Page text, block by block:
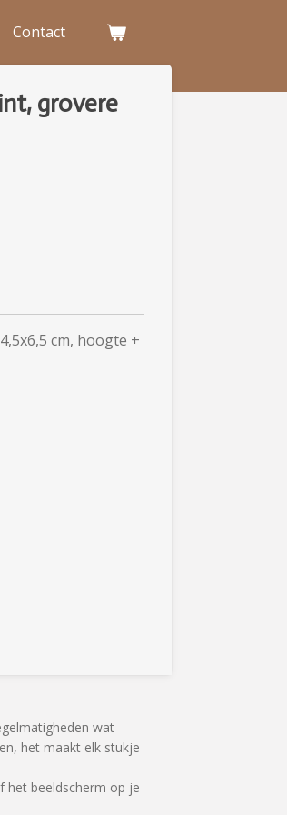
Contact
grovere
cm, hoogte +
wat
het maakt elk stukje
het beeldscherm op je